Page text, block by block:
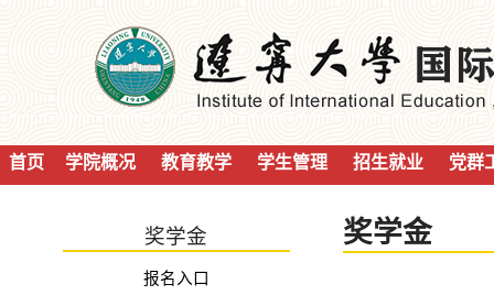
首页 学院概况 教育教学 学生管理 招生就业 党群
奖学金
报名入口
奖学金